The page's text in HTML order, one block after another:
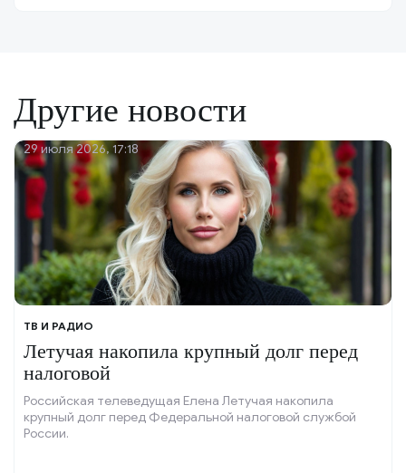
Другие новости
ТВ И РАДИО
Летучая накопила крупный долг перед
налоговой
Российская телеведущая Елена Летучая накопила
крупный долг перед Федеральной налоговой службой
России.
29 июля 2026, 17:18